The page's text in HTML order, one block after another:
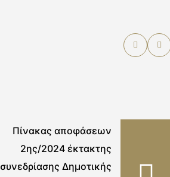
Πίνακας αποφάσεων
2ης/2024 έκτακτης
συνεδρίασης Δημοτικής